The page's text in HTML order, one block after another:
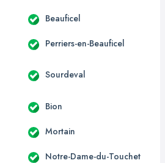
Beauficel
Perriers-en-Beauficel
Sourdeval
Bion
Mortain
Notre-Dame-du-Touchet